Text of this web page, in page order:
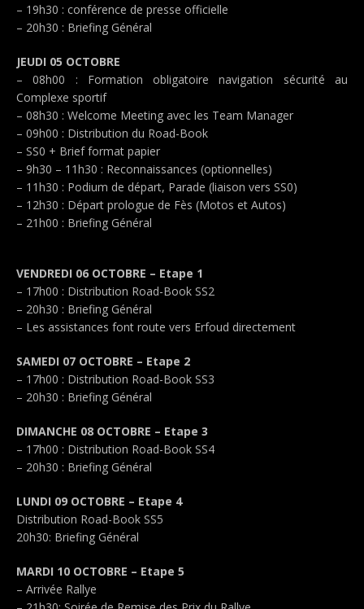
– 19h30 : conférence de presse officielle
– 20h30 : Briefing Général
JEUDI 05 OCTOBRE
– 08h00 : Formation obligatoire navigation sécurité au
Complexe sportif
– 08h30 : Welcome Meeting avec les Team Manager
– 09h00 : Distribution du Road-Book
– SS0 + Brief format papier
– 9h30 – 11h30 : Reconnaissances (optionnelles)
– 11h30 : Podium de départ, Parade (liaison vers SS0)
– 12h30 : Départ prologue de Fès (Motos et Autos)
– 21h00 : Briefing Général
VENDREDI 06 OCTOBRE – Etape 1
– 17h00 : Distribution Road-Book SS2
– 20h30 : Briefing Général
– Les assistances font route vers Erfoud directement
SAMEDI 07 OCTOBRE – Etape 2
– 17h00 : Distribution Road-Book SS3
– 20h30 : Briefing Général
DIMANCHE 08 OCTOBRE – Etape 3
– 17h00 : Distribution Road-Book SS4
– 20h30 : Briefing Général
LUNDI 09 OCTOBRE – Etape 4
Distribution Road-Book SS5
20h30: Briefing Général
MARDI 10 OCTOBRE – Etape 5
– Arrivée Rallye